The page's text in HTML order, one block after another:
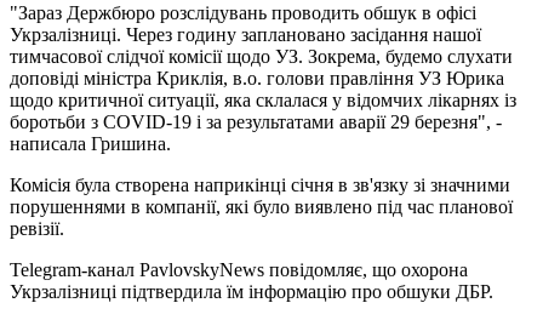
"Зараз Держбюро розслідувань проводить обшук в офісі
Укрзалізниці. Через годину заплановано засідання нашої
тимчасової слідчої комісії щодо УЗ. Зокрема, будемо слухати
доповіді міністра Криклія, в.о. голови правління УЗ Юрика
щодо критичної ситуації, яка склалася у відомчих лікарнях із
боротьби з COVID-19 і за результатами аварії 29 березня", -
написала Гришина.
Комісія була створена наприкінці січня в зв'язку зі значними
порушеннями в компанії, які було виявлено під час планової
ревізії.
Telegram-канал PavlovskyNews повідомляє, що охорона
Укрзалізниці підтвердила їм інформацію про обшуки ДБР.